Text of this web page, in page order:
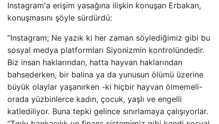
Instagram'a erişim yasağına ilişkin konuşan Erbakan,
konuşmasını şöyle sürdürdü:
“Instagram; Ne yazık ki her zaman söylediğimiz gibi bu
sosyal medya platformları Siyonizmin kontrolündedir.
Biz insan haklarından, hatta hayvan haklarından
bahsederken, bir balina ya da yunusun ölümü üzerine
büyük olaylar yaşanırken -ki hiçbir hayvan ölmemeli-
orada yüzbinlerce kadın, çocuk, yaşlı ve engelli
katlediliyor. Buna tepki gelince sınırlamaya çalışıyorlar.